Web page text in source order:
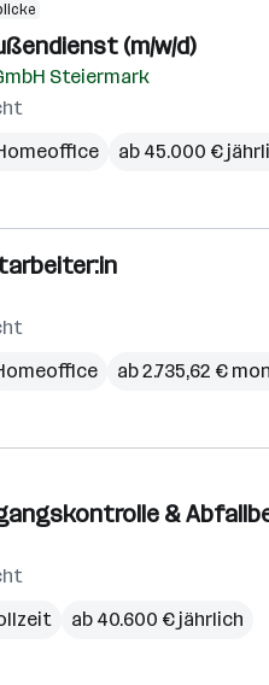
(m/w/d)
Steiermark
ab 45.000 €
ab 2.735,62 €
&
ab 40.600 € jährlich